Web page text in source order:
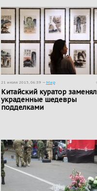
21 июля 2015, 06:39 — Мир
​Китайский куратор заменял
украденные шедевры
подделками